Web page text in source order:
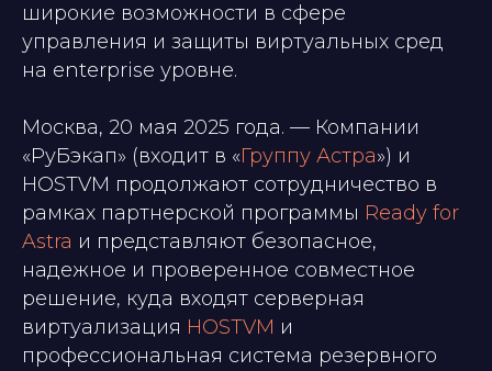
широкие возможности в сфере
управления и защиты виртуальных сред
на enterprise уровне.
Москва, 20 мая 2025 года. — Компании
«РуБэкап» (входит в «Группу Астра») и
HOSTVM продолжают сотрудничество в
рамках партнерской программы Ready for
Astra и представляют безопасное,
надежное и проверенное совместное
решение, куда входят серверная
виртуализация HOSTVM и
профессиональная система резервного